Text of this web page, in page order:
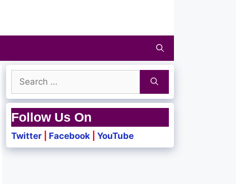
Search
for:
Follow Us On
Twitter Facebook YouTube